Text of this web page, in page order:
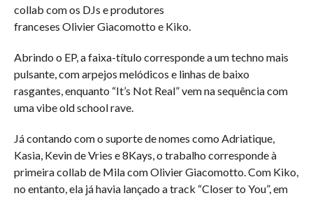
collab com os DJs e produtores
franceses Olivier Giacomotto e Kiko.
Abrindo o EP, a faixa-título corresponde a um techno mais
pulsante, com arpejos melódicos e linhas de baixo
rasgantes, enquanto “It’s Not Real” vem na sequência com
uma vibe old school rave.
Já contando com o suporte de nomes como Adriatique,
Kasia, Kevin de Vries e 8Kays, o trabalho corresponde à
primeira collab de Mila com Olivier Giacomotto. Com Kiko,
no entanto, ela já havia lançado a track “Closer to You”, em